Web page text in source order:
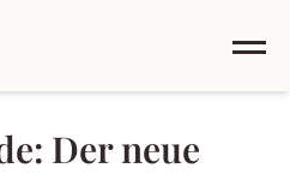
Der neue